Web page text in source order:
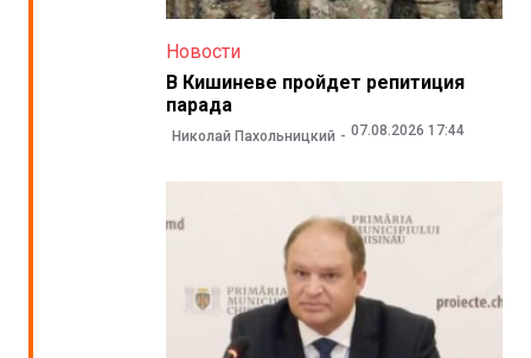
Новости
В Кишиневе пройдет репитиция
парада
Николай Пахольницкий 07.08.2026 17:44